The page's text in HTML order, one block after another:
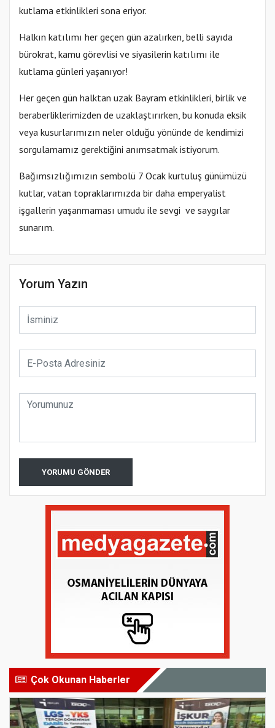
kutlama etkinlikleri sona eriyor.
Halkın katılımı her geçen gün azalırken, belli sayıda
bürokrat, kamu görevlisi ve siyasilerin katılımı ile
kutlama günleri yaşanıyor!
Her geçen gün halktan uzak Bayram etkinlikleri, birlik ve
beraberliklerimizden de uzaklaştırırken, bu konuda eksik
veya kusurlarımızın neler olduğu yönünde de kendimizi
sorgulamamız gerektiğini anımsatmak istiyorum.
Bağımsızlığımızın sembolü 7 Ocak kurtuluş günümüzü
kutlar, vatan topraklarımızda bir daha emperyalist
işgallerin yaşanmaması umudu ile sevgi ve saygılar
sunarım.
Yorum Yazın
YORUMU GÖNDER
Çok Okunan Haberler